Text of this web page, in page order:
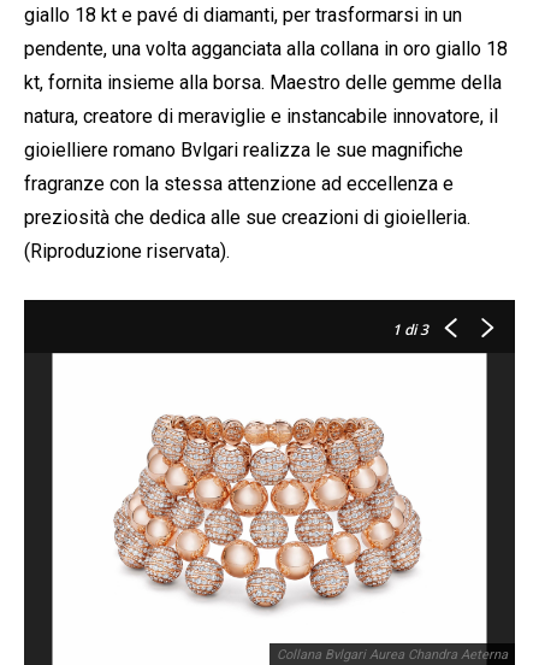
giallo 18 kt e pavé di diamanti, per trasformarsi in un
pendente, una volta agganciata alla collana in oro giallo 18
kt, fornita insieme alla borsa. Maestro delle gemme della
natura, creatore di meraviglie e instancabile innovatore, il
gioielliere romano Bvlgari realizza le sue magnifiche
fragranze con la stessa attenzione ad eccellenza e
preziosità che dedica alle sue creazioni di gioielleria.
(Riproduzione riservata).
1 di 3
Collana Bvlgari Aurea Chandra Aeterna